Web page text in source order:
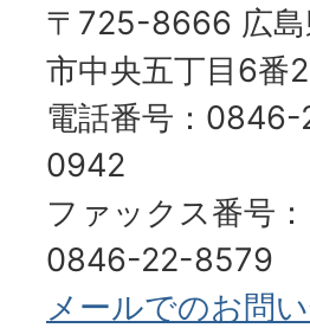
〒725-8666 広島
市中央五丁目6番
電話番号：
0942
ファックス番号：
0846-22-8579
メールでのお問